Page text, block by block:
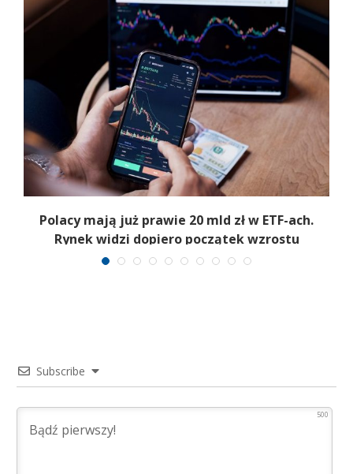
Polacy mają już prawie 20 mld zł w ETF-ach.
Rynek widzi dopiero początek wzrostu
Subscribe
500